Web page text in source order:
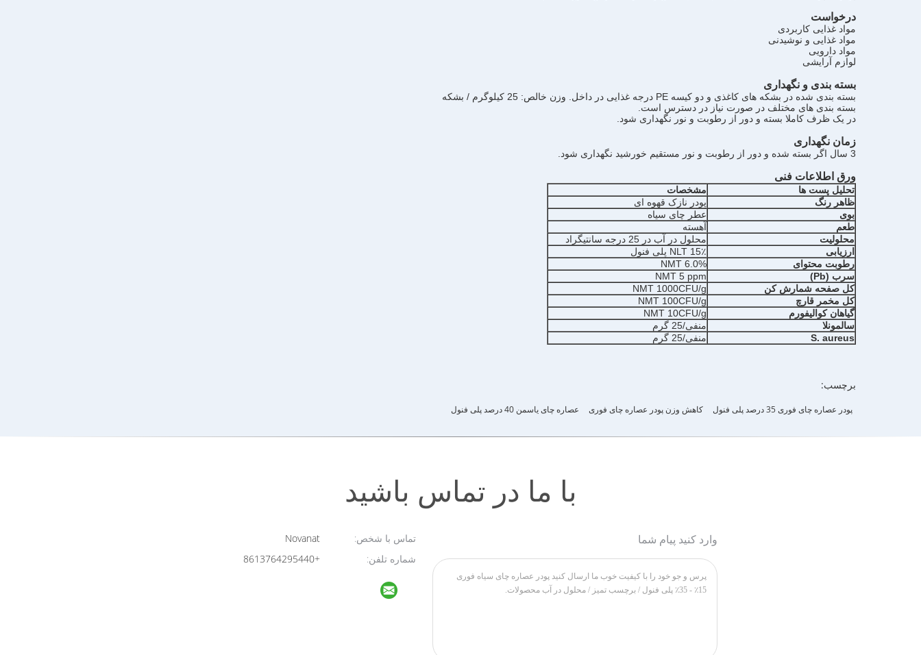
درخواست
مواد غذایی کاربردی
مواد غذایی و نوشیدنی
مواد دارویی
لوازم آرایشی
بسته بندی و نگهداری
بسته بندی شده در بشکه های کاغذی و دو کیسه PE درجه غذایی در داخل. وزن خالص: 25 کیلوگرم / بشکه
بسته بندی های مختلف در صورت نیاز در دسترس است.
در یک ظرف کاملا بسته و دور از رطوبت و نور نگهداری شود.
زمان نگهداری
3 سال اگر بسته شده و دور از رطوبت و نور مستقیم خورشید نگهداری شود.
ورق اطلاعات فنی
تحلیل پست ها
مشخصات
ظاهر رنگ
پودر نازک قهوه ای
بوی
عطر چای سیاه
طعم
آهسته
محلولیت
محلول در آب در 25 درجه سانتیگراد
ارزیابی
NLT 15٪ پلی فنول
رطوبت محتوای
NMT 6.0%
سرب (Pb)
NMT 5 ppm
کل صفحه شمارش کن
NMT 1000CFU/g
کل مخمر قارچ
NMT 100CFU/g
گیاهان کوالیفورم
NMT 10CFU/g
سالمونلا
منفی/25 گرم
S. aureus
منفی/25 گرم
برچسب:
پودر عصاره چای فوری 35 درصد پلی فنول کاهش وزن پودر عصاره چای فوری عصاره چای یاسمن 40 درصد پلی فنول
با ما در تماس باشید
تماس با شخص:
شماره تلفن:
+8613764295440
وارد کنید پیام شما